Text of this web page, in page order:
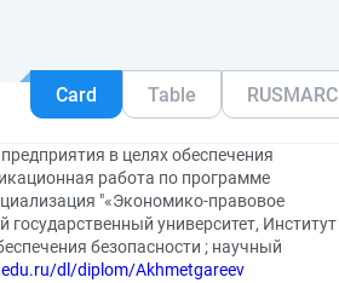
Card Table RUSMARC
в целях обеспечения
работа по программе
"«Экономико-правовое
университет, Институт
безопасности ; научный
dl/diplom/Akhmetgareev